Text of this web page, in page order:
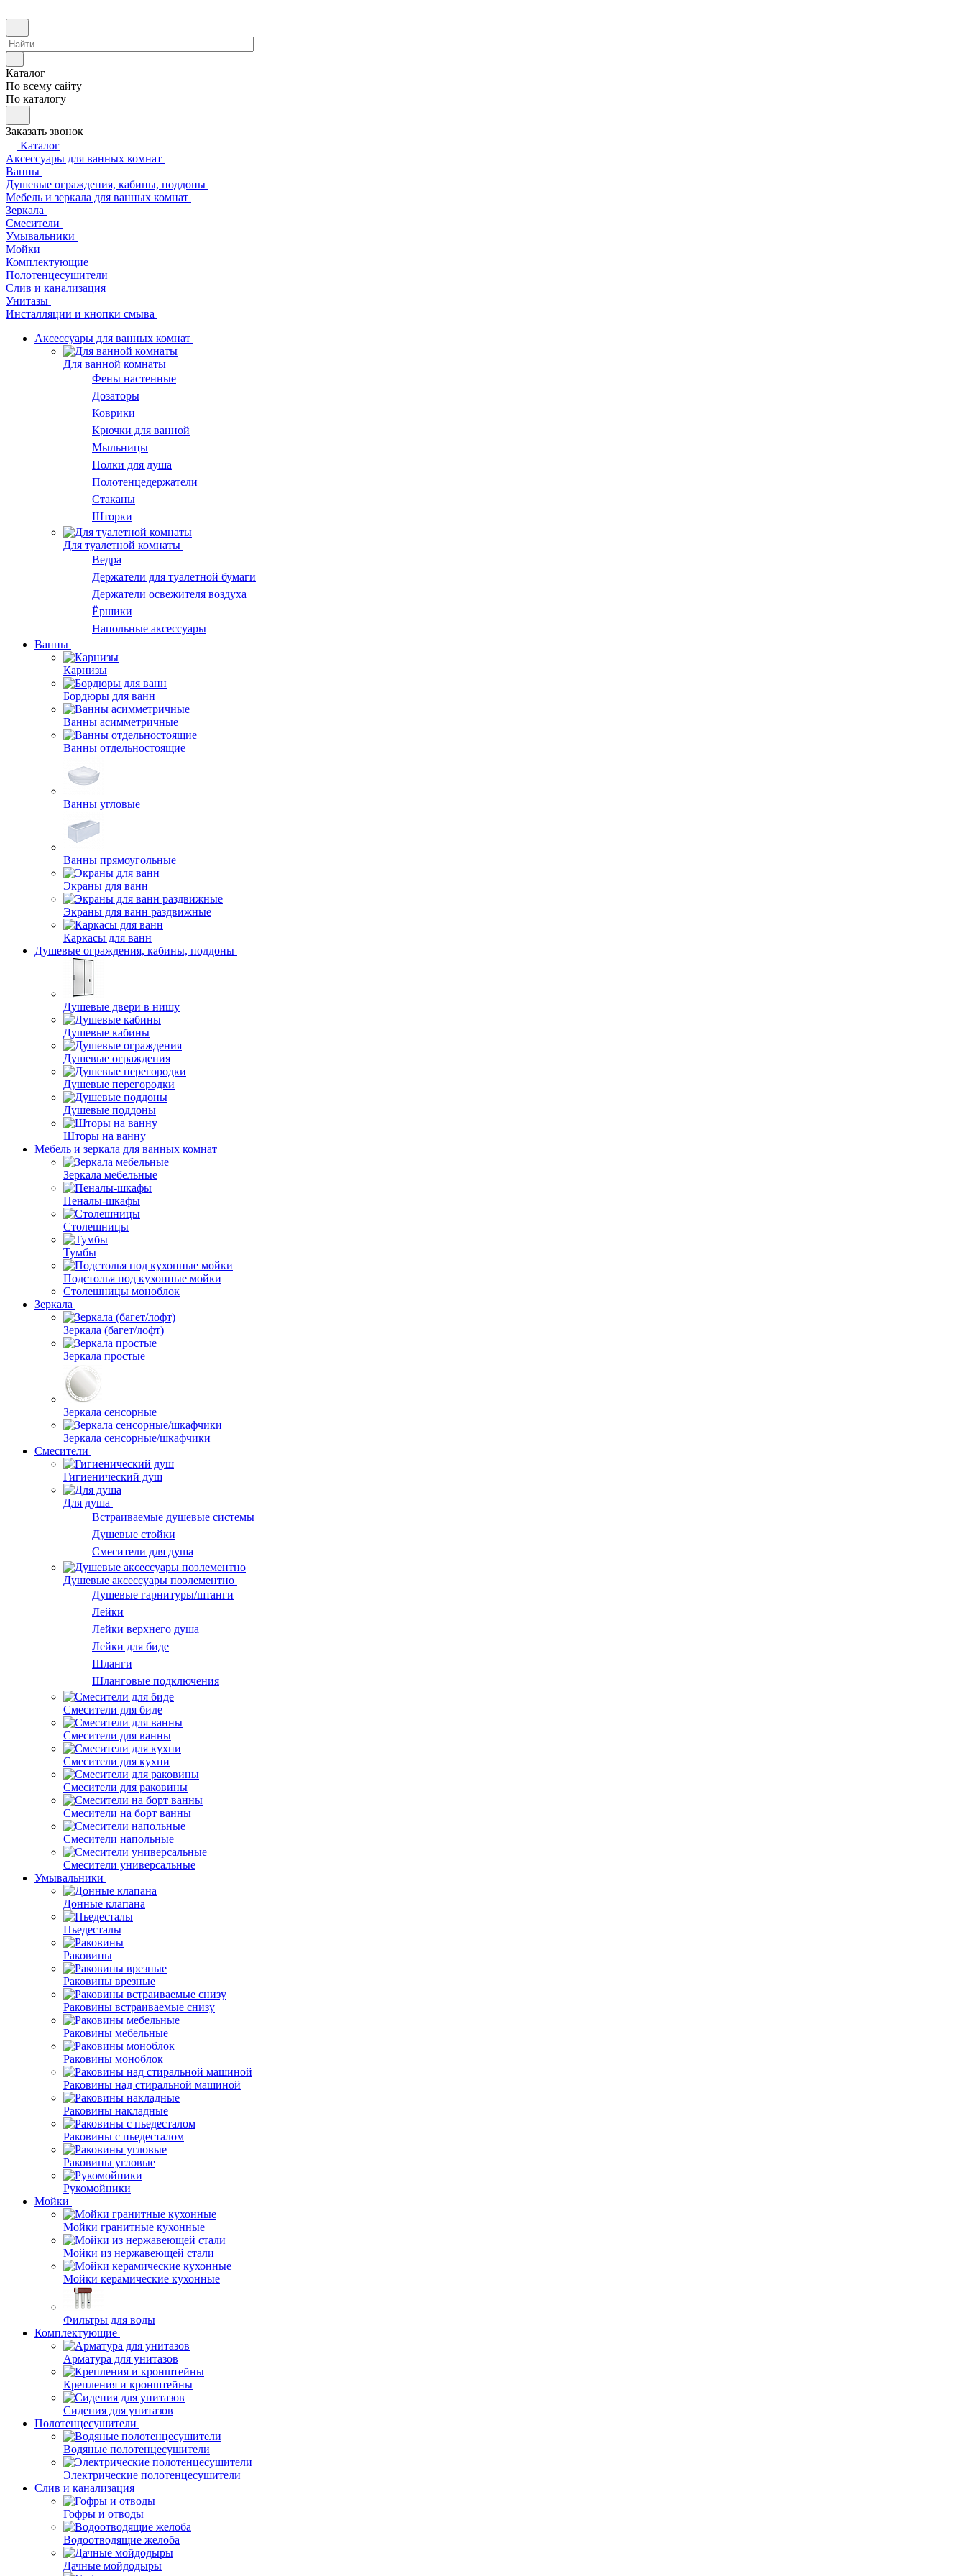
Каталог
По всему сайту
По каталогу
Заказать звонок
Каталог
Аксессуары для ванных комнат
Ванны
Душевые ограждения, кабины, поддоны
Мебель и зеркала для ванных комнат
Зеркала
Смесители
Умывальники
Мойки
Комплектующие
Полотенцесушители
Слив и канализация
Унитазы
Инсталляции и кнопки смыва
Аксессуары для ванных комнат
Для ванной комнаты
Фены настенные
Дозаторы
Коврики
Крючки для ванной
Мыльницы
Полки для душа
Полотенцедержатели
Стаканы
Шторки
Для туалетной комнаты
Ведра
Держатели для туалетной бумаги
Держатели освежителя воздуха
Ёршики
Напольные аксессуары
Ванны
Карнизы
Бордюры для ванн
Ванны асимметричные
Ванны отдельностоящие
Ванны угловые
Ванны прямоугольные
Экраны для ванн
Экраны для ванн раздвижные
Каркасы для ванн
Душевые ограждения, кабины, поддоны
Душевые двери в нишу
Душевые кабины
Душевые ограждения
Душевые перегородки
Душевые поддоны
Шторы на ванну
Мебель и зеркала для ванных комнат
Зеркала мебельные
Пеналы-шкафы
Столешницы
Тумбы
Подстолья под кухонные мойки
Столешницы моноблок
Зеркала
Зеркала (багет/лофт)
Зеркала простые
Зеркала сенсорные
Зеркала сенсорные/шкафчики
Смесители
Гигиенический душ
Для душа
Встраиваемые душевые системы
Душевые стойки
Смесители для душа
Душевые аксессуары поэлементно
Душевые гарнитуры/штанги
Лейки
Лейки верхнего душа
Лейки для биде
Шланги
Шланговые подключения
Смесители для биде
Смесители для ванны
Смесители для кухни
Смесители для раковины
Смесители на борт ванны
Смесители напольные
Смесители универсальные
Умывальники
Донные клапана
Пьедесталы
Раковины
Раковины врезные
Раковины встраиваемые снизу
Раковины мебельные
Раковины моноблок
Раковины над стиральной машиной
Раковины накладные
Раковины с пьедесталом
Раковины угловые
Рукомойники
Мойки
Мойки гранитные кухонные
Мойки из нержавеющей стали
Мойки керамические кухонные
Фильтры для воды
Комплектующие
Арматура для унитазов
Крепления и кронштейны
Сидения для унитазов
Полотенцесушители
Водяные полотенцесушители
Электрические полотенцесушители
Слив и канализация
Гофры и отводы
Водоотводящие желоба
Дачные мойдодыры